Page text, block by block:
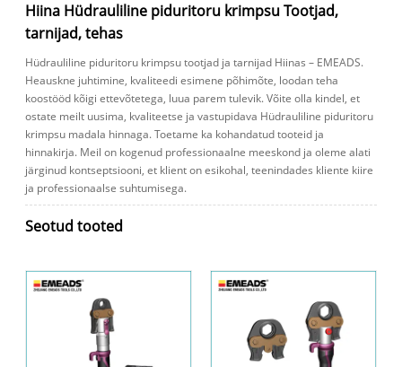
Hiina Hüdrauliline piduritoru krimpsu Tootjad,
tarnijad, tehas
Hüdrauliline piduritoru krimpsu tootjad ja tarnijad Hiinas – EMEADS.
Heauskne juhtimine, kvaliteedi esimene põhimõte, loodan teha
koostööd kõigi ettevõtetega, luua parem tulevik. Võite olla kindel, et
ostate meilt uusima, kvaliteetse ja vastupidava Hüdrauliline piduritoru
krimpsu madala hinnaga. Toetame ka kohandatud tooteid ja
hinnakirja. Meil ​​on kogenud professionaalne meeskond ja oleme alati
järginud kontseptsiooni, et klient on esikohal, teenindades kliente kiire
ja professionaalse suhtumisega.
Seotud tooted